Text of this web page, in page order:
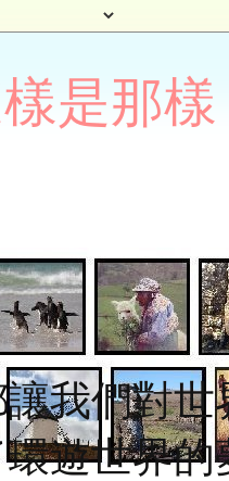
是那樣
我們對
遊世界